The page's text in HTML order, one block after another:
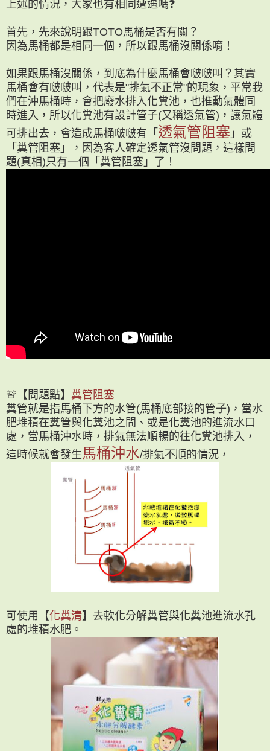
上述的情況，大家也有相同遭遇嗎❓
首先，先來說明跟TOTO馬桶是否有關？
因為馬桶都是相同一個，所以跟馬桶沒關係唷！
如果跟馬桶沒關係，到底為什麼馬桶會啵啵叫？ 其實
馬桶會有啵啵叫，代表是"排氣不正常"的現象， 平常我
們在沖馬桶時，會把廢水排入化糞池，也推動氣體同
時進入， 所以化糞池有設計管子(又稱透氣管)，讓氣體
可排出去， 會造成馬桶啵啵有「 透氣管阻塞 」或
「糞管阻塞」， 因為客人確定透氣管沒問題， 這樣問
題(真相)只有一個「糞管阻塞」了！
🚨【問題點】 糞管阻塞
糞管就是指馬桶下方的水管(馬桶底部接的管子)， 當水
肥堆積在糞管與化糞池之間、或是化糞池的進流水口
處， 當馬桶沖水時，排氣無法順暢的往化糞池排入，
這時候就會發生馬桶沖水/排氣不順的情況，
可使用【化糞清】去軟化分解糞管與化糞池進流水孔
處的堆積水肥。